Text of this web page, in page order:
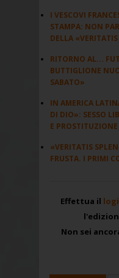
I VESCOVI
STAMPA: NON
DELLA
RITORNO AL...
BUTTIGLIONE
SABATO»
IN AMERICA
DI DIO»: SESSO
E PROSTITUZIONE
«VERITATIS
FRUSTA. I PRIMI
Effettua il
Non sei